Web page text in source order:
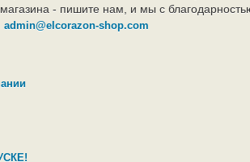
- пишите нам, и мы с
admin@elcorazon-shop.com